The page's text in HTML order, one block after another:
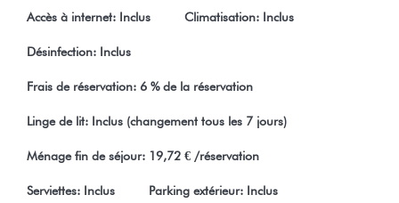
- la plage publique de Vaiava
sans restrictions de nos conditions générales de vente visible
générales.
Accès à internet: Inclus Climatisation: Inclus
Désinfection: Inclus
Frais de réservation: 6 % de la réservation
Linge de lit: Inclus (changement tous les 7 jours)
Ménage fin de séjour: 19,72 € /réservation
Serviettes: Inclus Parking extérieur: Inclus